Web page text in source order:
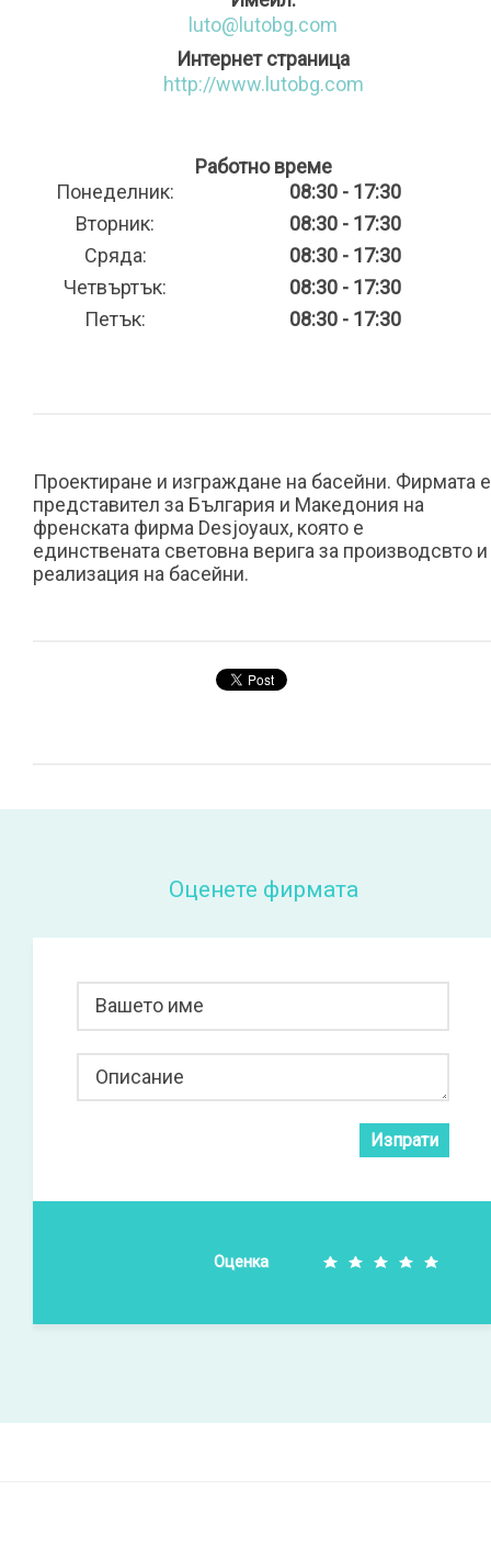
luto@lutobg.com
Интернет страница
http://www.lutobg.com
Работно време
Понеделник:
08:30 - 17:30
Вторник:
08:30 - 17:30
Сряда:
08:30 - 17:30
Четвъртък:
08:30 - 17:30
Петък:
08:30 - 17:30
Проектиране и изграждане на басейни. Фирмата е
представител за България и Македония на
френската фирма Desjoyaux, която е
единствената световна верига за производсвто и
реализация на басейни.
Оценете фирмата
Вашето име
Описание
Изпрати
Оценка